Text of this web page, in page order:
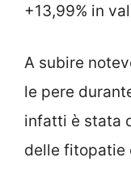
+13,99% in
A subire
le pere
infatti è stata
delle fitopatie